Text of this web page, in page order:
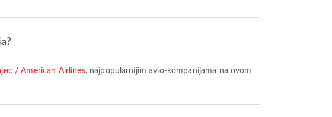
/ American Airlines, najpopularnijim avio-kompanijama na ovom